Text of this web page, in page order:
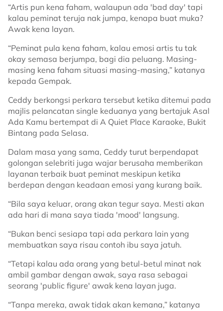
“Artis pun kena faham, walaupun ada 'bad day' tapi
kalau peminat teruja nak jumpa, kenapa buat muka?
Awak kena layan.
“Peminat pula kena faham, kalau emosi artis tu tak
okay semasa berjumpa, bagi dia peluang. Masing-
masing kena faham situasi masing-masing,” katanya
kepada Gempak.
Ceddy berkongsi perkara tersebut ketika ditemui pada
majlis pelancatan single keduanya yang bertajuk Asal
Ada Kamu bertempat di A Quiet Place Karaoke, Bukit
Bintang pada Selasa.
Dalam masa yang sama, Ceddy turut berpendapat
golongan selebriti juga wajar berusaha memberikan
layanan terbaik buat peminat meskipun ketika
berdepan dengan keadaan emosi yang kurang baik.
“Bila saya keluar, orang akan tegur saya. Mesti akan
ada hari di mana saya tiada 'mood' langsung.
“Bukan benci sesiapa tapi ada perkara lain yang
membuatkan saya risau contoh ibu saya jatuh.
“Tetapi kalau ada orang yang betul-betul minat nak
ambil gambar dengan awak, saya rasa sebagai
seorang 'public figure' awak kena layan juga.
“Tanpa mereka, awak tidak akan kemana,” katanya